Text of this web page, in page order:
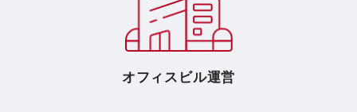
オフィスビル運営